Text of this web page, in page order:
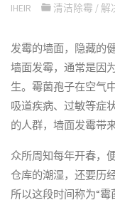
IHEIR 清洁除霉 / 解
发霉的墙面，隐藏的
墙面发霉，通常是因
生。霉菌孢子在空气
吸道疾病、过敏等症
的人群，墙面发霉带
众所周知每年开春，
仓库的潮湿，还要历
所以这段时间称为“霉